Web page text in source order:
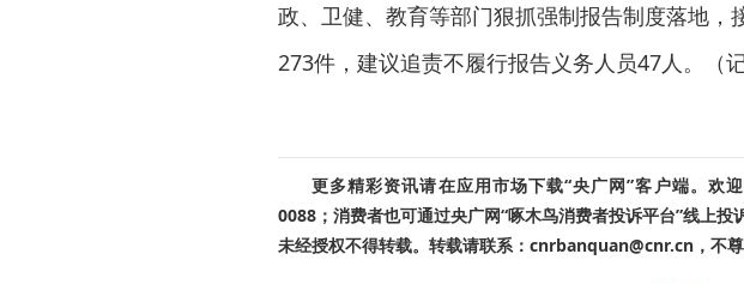
政、卫健、教育等部门狠抓强制报告制度落地，
273件，建议追责不履行报告义务人员47人。（记
更多精彩资讯请在应用市场下载“央广网”客户端。欢
0088；消费者也可通过央广网“啄木鸟消费者投诉平台”线上投
未经授权不得转载。转载请联系：cnrbanquan@cnr.cn，不尊